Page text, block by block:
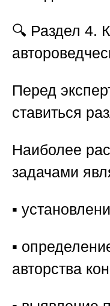
🔍 Раздел 4.
Перед
ставиться
Наиболее
задачами
▪️
▪️
авторства